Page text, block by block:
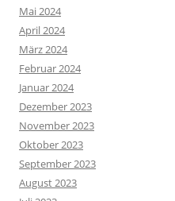
Mai 2024
April 2024
März 2024
Februar 2024
Januar 2024
Dezember 2023
November 2023
Oktober 2023
September 2023
August 2023